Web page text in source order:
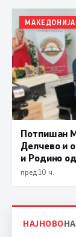
МАКЕДОНИЈА
Потпишан
Делчево и
и Родино
пред 10 ч.
НАЈНОВО